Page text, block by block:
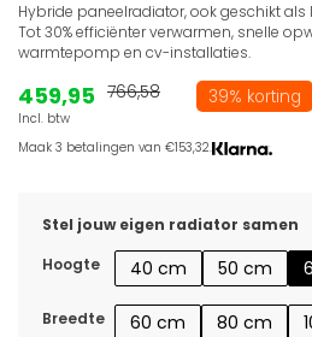
Hybride paneelradiator, ook geschikt
Tot 30% efficiënter verwarmen, snelle
warmtepomp en cv-installaties.
459,95
Incl. btw
766,58 39% korting
Maak 3 betalingen van €153,32.
Stel jouw eigen radiator samen
Hoogte
40 cm 50 cm
Breedte 60 cm 80 cm